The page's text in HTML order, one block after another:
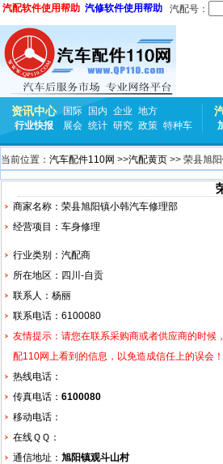
汽配软件使用帮助 汽修软件使用帮助 汽配号：
资讯中心 国际 国内 企业 地方
行业快报
展会 统计 研究 政策 特种车
当前位置： 汽车配件110网 >>汽配黄页 >> 荣县旭
商家名称：荣县旭阳镇小韩汽车修理部
经营项目：车身修理
行业类别：汽配商
所在地区：四川-自贡
联系人：杨丽
联系电话：6100080
友情提示：请您在联系采购商或者供应商的时候
配110网上看到的信息，以免造成信任上的误会！
热线电话：
传真电话： 6100080
移动电话：
在线ＱＱ：
通信地址： 旭阳镇观斗山村